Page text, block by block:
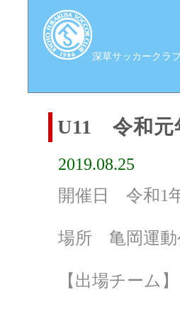
深草サッカークラ
U11 令和元
2019.08.25
開催日 令和1
場所 亀岡運動
【出場チーム】